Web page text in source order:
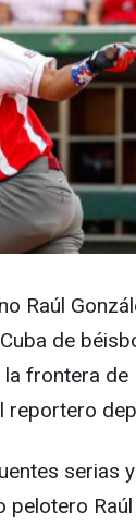
Raúl
de
frontera
reportero
serias
pelotero